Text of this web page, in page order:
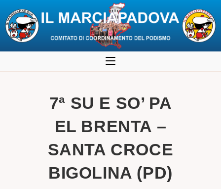
al
7ª SU E SO’ PA
EL BRENTA –
SANTA CROCE
BIGOLINA (PD)